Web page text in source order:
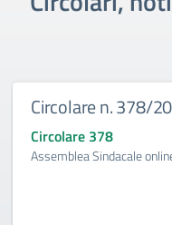
Circolare n. 378/
Circolare 378
Assemblea Sindacale